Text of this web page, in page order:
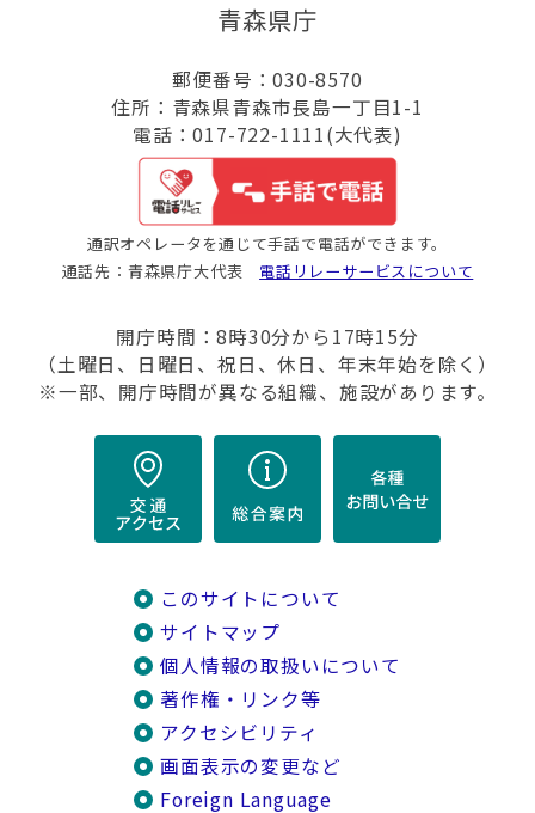
青森県庁
郵便番号：030-8570
住所：青森県青森市長島一丁目1-1
電話：017-722-1111(大代表)
通訳オペレータを通じて手話で電話ができます。
通話先：青森県庁大代表 電話リレーサービスについて
開庁時間：8時30分から17時15分
（土曜日、日曜日、祝日、休日、年末年始を除く）
※一部、開庁時間が異なる組織、施設があります。
このサイトについて
サイトマップ
個人情報の取扱いについて
著作権・リンク等
アクセシビリティ
画面表示の変更など
Foreign Language